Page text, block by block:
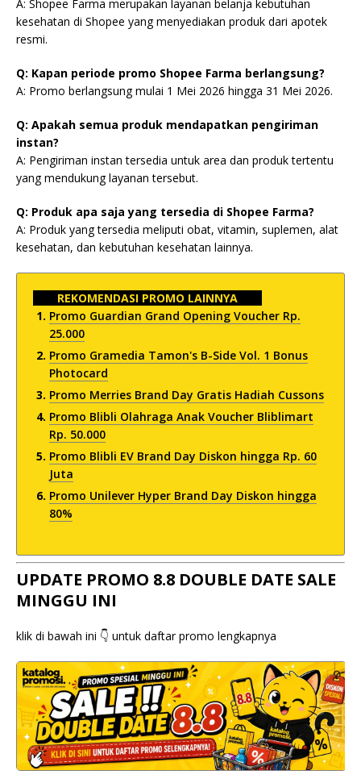
A: Shopee Farma merupakan layanan belanja kebutuhan
kesehatan di Shopee yang menyediakan produk dari apotek
resmi.
Q: Kapan periode promo Shopee Farma berlangsung?
A: Promo berlangsung mulai 1 Mei 2026 hingga 31 Mei 2026.
Q: Apakah semua produk mendapatkan pengiriman
instan?
A: Pengiriman instan tersedia untuk area dan produk tertentu
yang mendukung layanan tersebut.
Q: Produk apa saja yang tersedia di Shopee Farma?
A: Produk yang tersedia meliputi obat, vitamin, suplemen, alat
kesehatan, dan kebutuhan kesehatan lainnya.
REKOMENDASI PROMO LAINNYA
Promo Guardian Grand Opening Voucher Rp.
25.000
Promo Gramedia Tamon's B-Side Vol. 1 Bonus
Photocard
Promo Merries Brand Day Gratis Hadiah Cussons
Promo Blibli Olahraga Anak Voucher Bliblimart
Rp. 50.000
Promo Blibli EV Brand Day Diskon hingga Rp. 60
Juta
Promo Unilever Hyper Brand Day Diskon hingga
80%
UPDATE PROMO 8.8 DOUBLE DATE SALE
MINGGU INI
klik di bawah ini 👇 untuk daftar promo lengkapnya